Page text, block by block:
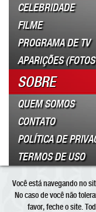
CELEBRIDADE
FILME
PROGRAMA DE TV
APARIÇÕES
SOBRE
QUEM SOMOS
CONTATO
POLÍTICA DE
TERMOS DE USO
Você está navegando no
No caso de você não
favor, feche o site.